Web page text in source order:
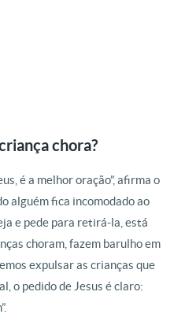
chora?
é a melhor oração”, afirma o
alguém fica incomodado ao
e pede para retirá-la, está
choram, fazem barulho em
expulsar as crianças que
o pedido de Jesus é claro: